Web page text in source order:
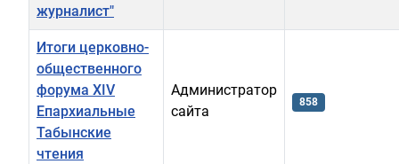
журналист"
Итоги церковно-
общественного
форума ХIV
Епархиальные
Табынские
чтения
Администратор
сайта
858